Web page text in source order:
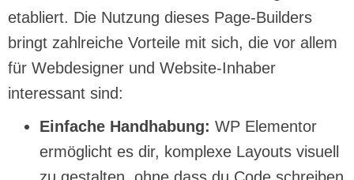
etabliert. Die Nutzung dieses Page-Builders
bringt zahlreiche Vorteile mit sich, die vor allem
für Webdesigner und Website-Inhaber
interessant sind:
Einfache Handhabung: WP Elementor
ermöglicht es dir, komplexe Layouts visuell